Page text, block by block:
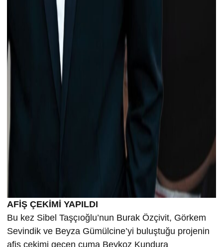
AFİŞ ÇEKİMİ YAPILDI
Bu kez Sibel Taşçıoğlu’nun Burak Özçivit, Görkem
Sevindik ve Beyza Gümülcine’yi buluştuğu projenin
afiş çekimi geçen cuma Beykoz Kundura